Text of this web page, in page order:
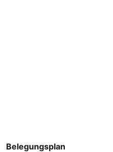
Belegungsplan